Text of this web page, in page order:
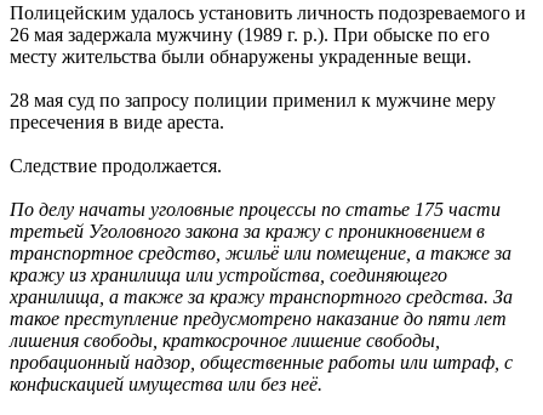
Полицейским удалось установить личность подозреваемого и
26 мая задержала мужчину (1989 г. р.). При обыске по его
месту жительства были обнаружены украденные вещи.
28 мая суд по запросу полиции применил к мужчине меру
пресечения в виде ареста.
Следствие продолжается.
По делу начаты уголовные процессы по статье 175 части
третьей Уголовного закона за кражу с проникновением в
транспортное средство, жильё или помещение, а также за
кражу из хранилища или устройства, соединяющего
хранилища, а также за кражу транспортного средства. За
такое преступление предусмотрено наказание до пяти лет
лишения свободы, краткосрочное лишение свободы,
пробационный надзор, общественные работы или штраф, с
конфискацией имущества или без неё.